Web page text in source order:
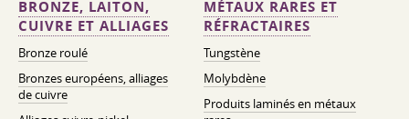
BRONZE, LAITON,
CUIVRE ET ALLIAGES
Bronze roulé
Bronzes européens, alliages
de cuivre
MÉTAUX RARES ET
RÉFRACTAIRES
Tungstène
Molybdène
Produits laminés en métaux